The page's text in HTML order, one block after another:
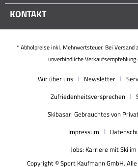
KONTAKT
* Abholpreise inkl. Mehrwertsteuer. Bei Versand
unverbindliche
Wir über uns Newsletter
Zufriedenheitsversprechen
Skibasar: Gebrauchtes von
Impressum
Jobs: Karriere mit Ski
Copyright © Sport Kaufmann GmbH.